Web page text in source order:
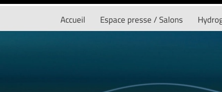
Accueil Espace presse / Salons